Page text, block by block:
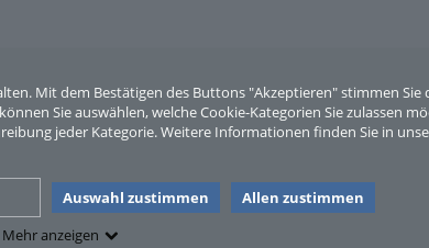
Mit dem Bestätigen des Buttons "Akzeptieren" stimmen Sie
Sie auswählen, welche Cookie-Kategorien Sie zulassen
jeder Kategorie. Weitere Informationen finden Sie in
Auswahl zustimmen
Allen zustimmen
Mehr anzeigen